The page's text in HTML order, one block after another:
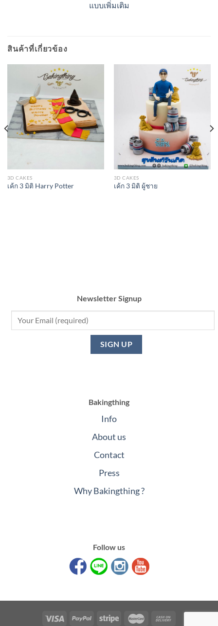
แบบเพิ่มเติม
สินค้าที่เกี่ยวข้อง
3D CAKES
เค้ก 3 มิติ Harry Potter
3D CAKES
เค้ก 3 มิติ ผู้ชาย
Newsletter Signup
Bakingthing
Info
About us
Contact
Press
Why Bakingthing ?
Follow us